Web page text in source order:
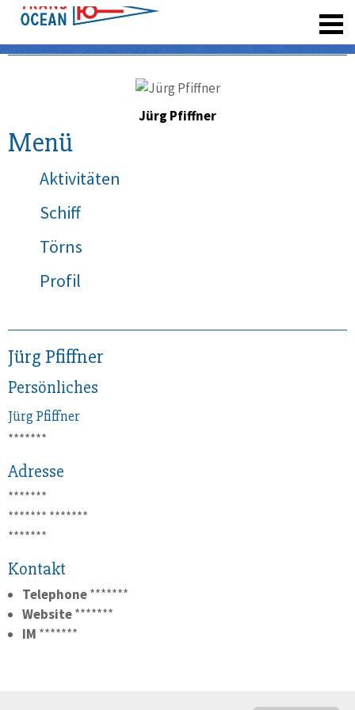
Jürg Pfiffner
Menü
Aktivitäten
Schiff
Törns
Profil
Jürg Pfiffner
Persönliches
JürgPfiffner
*******
Adresse
*******
******* *******
*******
Kontakt
Telephone*******
Website*******
IM *******